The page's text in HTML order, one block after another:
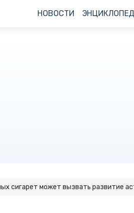
НОВОСТИ
сигарет может вызвать развитие